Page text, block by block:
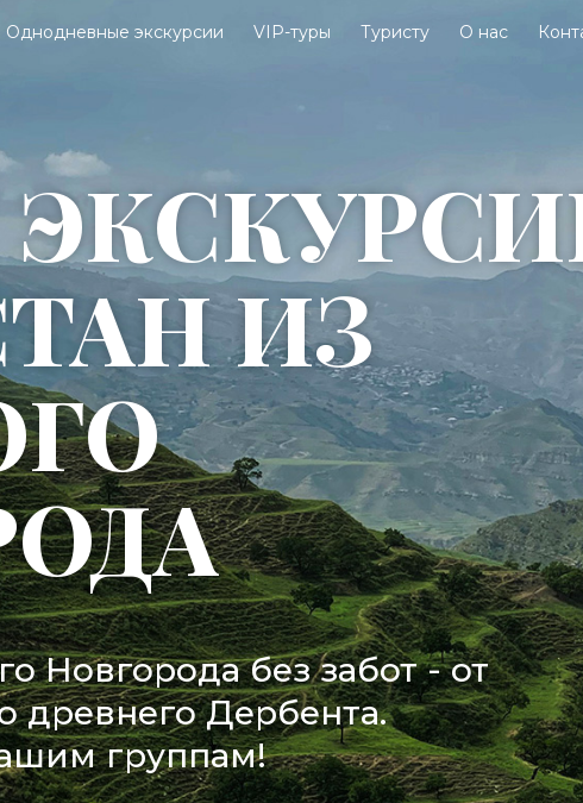
Однодневные экскурсии VIP-туры Туристу О нас
ИЗ
Новгорода без забот - от
древнего Дербента.
группам!